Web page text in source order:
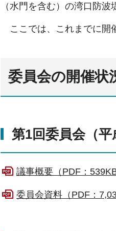
（水門を含む）の湾口防波
ここでは、これまでに開
委員会の開催状
第1回委員会（平
議事概要（PDF：539KB
委員会資料（PDF：